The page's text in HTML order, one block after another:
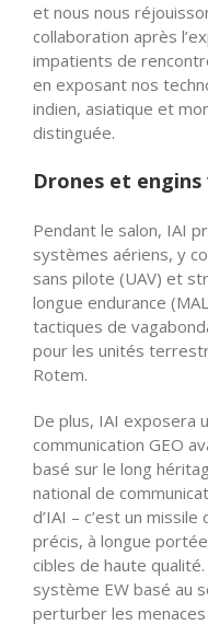
et nous nous
collaboration après
impatients de
en exposant nos
indien, asiatique et
distinguée.
Drones et
Pendant le salon, IAI
systèmes aériens, y
sans pilote (UAV) et
longue endurance
tactiques de
pour les unités
Rotem.
De plus, IAI exposera
communication GEO
basé sur le long
national de
d’IAI – c’est un
précis, à longue
cibles de haute
système EW basé au
perturber les